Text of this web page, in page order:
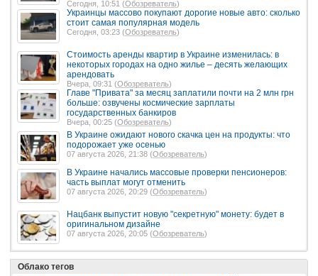
Сегодня, 10:51 (Обозреватель)
Украинцы массово покупают дорогие новые авто: сколько
стоит самая популярная модель
Сегодня, 03:23 (Обозреватель)
Стоимость аренды квартир в Украине изменилась: в
некоторых городах на одно жилье – десять желающих
арендовать
Вчера, 09:31 (Обозреватель)
Главе "Привата" за месяц заплатили почти на 2 млн грн
больше: озвучены космические зарплаты
государственных банкиров
Вчера, 00:25 (Обозреватель)
В Украине ожидают нового скачка цен на продукты: что
подорожает уже осенью
07 августа 2026, 21:38 (Обозреватель)
В Украине начались массовые проверки пенсионеров:
часть выплат могут отменить
07 августа 2026, 20:29 (Обозреватель)
Нацбанк выпустит новую "секретную" монету: будет в
оригинальном дизайне
07 августа 2026, 20:05 (Обозреватель)
Облако тегов